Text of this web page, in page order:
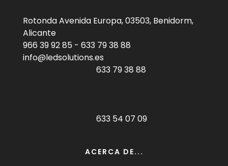
Rotonda Avenida Europa, 03503, Benidorm,
Alicante
966 39 92 85 - 633 79 38 88
info@ledsolutions.es
633 79 38 88
633 54 07 09
ACERCA DE...